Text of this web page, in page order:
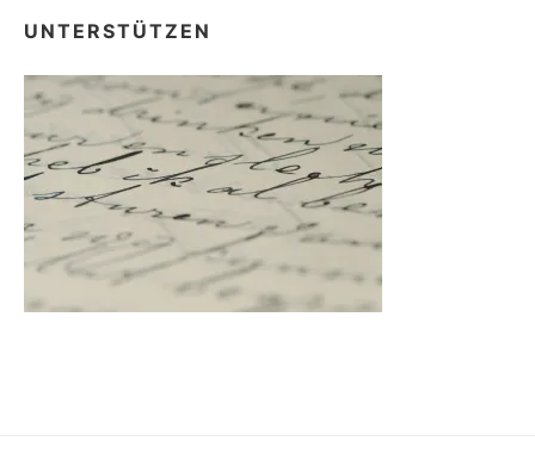
UNTERSTÜTZEN